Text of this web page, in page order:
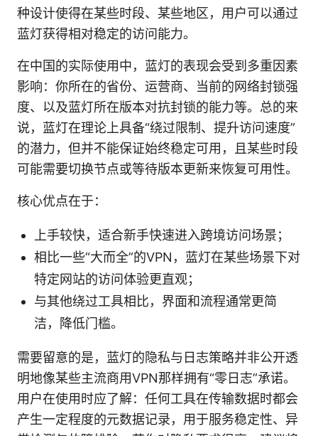
种设计使得在某些时段、某些地区，用户可以通过
蓝灯获得相对稳定的访问能力。
在中国的实际使用中，蓝灯的表现会受到多重因素
影响：你所在的省份、运营商、当前的网络封锁强
度、以及蓝灯所在版本对抗封锁的能力等。总的来
说，蓝灯在理论上具备“绕过限制、提升访问速度”
的潜力，但并不能保证始终稳定可用，且某些时段
可能需要切换节点或等待版本更新来恢复可用性。
核心优点在于：
上手较快，适合新手快速进入跨境访问场景；
相比一些“大而全”的VPN，蓝灯在某些场景下对
特定网站的访问体验更直观；
与其他绕过工具相比，界面和流程通常更简
洁，降低门槛。
需要留意的是，蓝灯的隐私与日志策略并非公开透
明地像某些主流商用VPN那样拥有“零日志”承诺。
用户在使用时应了解：任何工具在传输数据时都会
产生一定程度的元数据记录，用于服务稳定性、异